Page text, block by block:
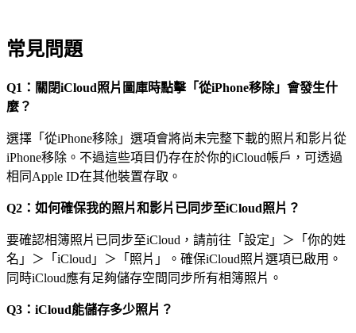
常見問題
Q1：關閉iCloud照片圖庫時點擊「從iPhone移除」會發生什
麼？
選擇「從iPhone移除」選項會將尚未完整下載的照片和影片從
iPhone移除。不過這些項目仍存在於你的iCloud帳戶，可透過
相同Apple ID在其他裝置存取。
Q2：如何確保我的照片和影片已同步至iCloud照片？
要確認相簿照片已同步至iCloud，請前往「設定」＞「你的姓
名」＞「iCloud」＞「照片」。確保iCloud照片選項已啟用。
同時iCloud應有足夠儲存空間同步所有相簿照片。
Q3：iCloud能儲存多少照片？